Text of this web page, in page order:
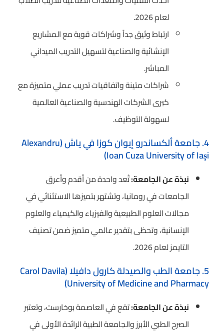
لعام 2026.
ارتباط وثيق جداً وشراكات قوية مع المشاريع
الإنشائية والصناعية لتسهيل التدريب الميداني
المباشر.
شراكات متينة واتفاقيات تدريب عملي متميزة مع
كبرى الشركات الهندسية والصناعية العالمية
لسهولة التوظيف.
4. جامعة ألكساندرو إيوان كوزا في ياش (Alexandru
Ioan Cuza University of Iași)
نبذة عن الجامعة:تُعد واحدة من أقدم وأعرق
الجامعات في رومانيا، وتشتهر بتميزها الاستثنائي في
مجالات العلوم الطبيعية والفيزياء والكيمياء والعلوم
الإنسانية، وتحظى بتقدير عالمي متميز ضمن تصنيف
التايمز لعام 2026.
5. جامعة الطب والصيدلة كارول دافيلا (Carol Davila
University of Medicine and Pharmacy)
نبذة عن الجامعة:تقع في العاصمة بوخارست، وتعتبر
الصرح الطبي الأبرز والجامعة الطبية الرائدة الأولى في